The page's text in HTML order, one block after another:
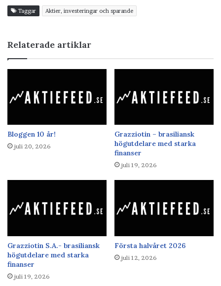
Taggar Aktier, investeringar och sparande
Relaterade artiklar
Bloggen 10 år!
juli 20, 2026
Grazziotin – brasiliansk
högutdelare med starka
finanser
juli 19, 2026
Grazziotin S.A.- brasiliansk
högutdelare med starka
finanser
juli 19, 2026
Första halvåret 2026
juli 12, 2026